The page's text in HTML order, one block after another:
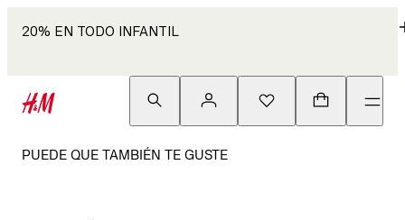
20% EN TODO INFANTIL
PUEDE QUE TAMBIÉN TE GUSTE